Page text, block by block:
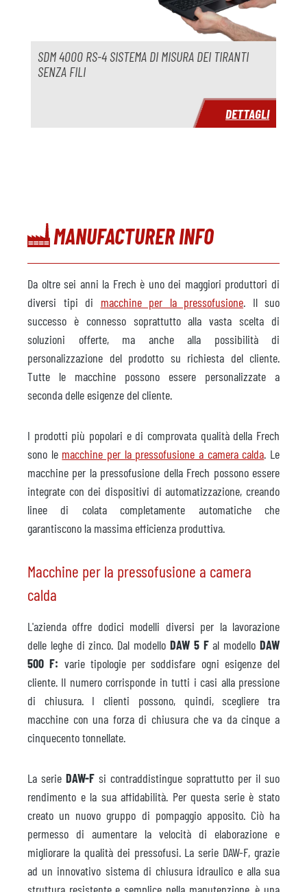
immediatamente
Prezzo
su richiesta
SDM 4000 RS-4 SISTEMA DI MISURA DEI TIRANTI
SENZA FILI
DETTAGLI
MANUFACTURER INFO
Da oltre sei anni la Frech è uno dei maggiori produttori di
diversi tipi di macchine per la pressofusione. Il suo
successo è connesso soprattutto alla vasta scelta di
soluzioni offerte, ma anche alla possibilità di
personalizzazione del prodotto su richiesta del cliente.
Tutte le macchine possono essere personalizzate a
seconda delle esigenze del cliente.
I prodotti più popolari e di comprovata qualità della Frech
sono le macchine per la pressofusione a camera calda. Le
macchine per la pressofusione della Frech possono essere
integrate con dei dispositivi di automatizzazione, creando
linee di colata completamente automatiche che
garantiscono la massima efficienza produttiva.
Macchine per la pressofusione a camera
calda
L'azienda offre dodici modelli diversi per la lavorazione
delle leghe di zinco. Dal modello DAW 5 Fal modelloDAW
500 F: varie tipologie per soddisfare ogni esigenze del
cliente. Il numero corrisponde in tutti i casi alla pressione
di chiusura. I clienti possono, quindi, scegliere tra
macchine con una forza di chiusura che va da cinque a
cinquecento tonnellate.
La serie DAW-F si contraddistingue soprattutto per il suo
rendimento e la sua affidabilità. Per questa serie è stato
creato un nuovo gruppo di pompaggio apposito. Ciò ha
permesso di aumentare la velocità di elaborazione e
migliorare la qualità dei pressofusi. La serie DAW-F, grazie
ad un innovativo sistema di chiusura idraulico e alla sua